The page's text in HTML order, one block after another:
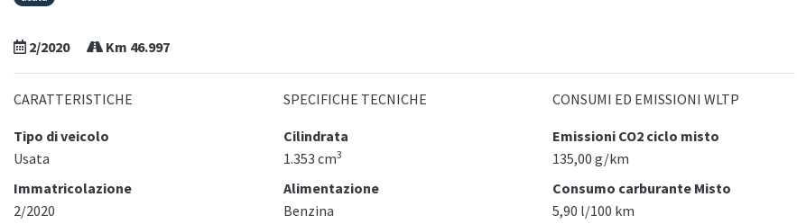
2/2020 Km 46.997
CARATTERISTICHE
Tipo di veicolo
Usata
Immatricolazione
2/2020
SPECIFICHE TECNICHE
Cilindrata
1.353 cm3
Alimentazione
Benzina
CONSUMI ED EMISSIONI WLTP
Emissioni CO2 ciclo misto
135,00 g/km
Consumo carburante Misto
5,90 l/100 km